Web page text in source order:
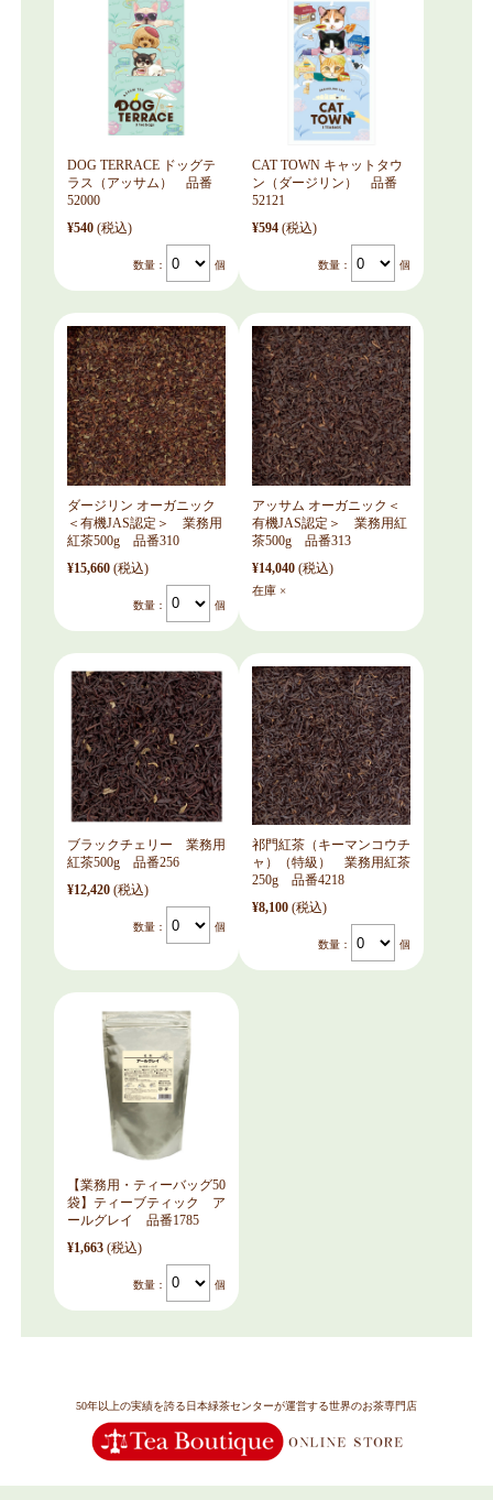
DOG TERRACE ドッグテ
ラス（アッサム） 品番
52000
¥540 (税込)
数量： 個
CAT TOWN キャットタウ
ン（ダージリン） 品番
52121
¥594 (税込)
数量： 個
ダージリン オーガニック
＜有機JAS認定＞ 業務用
紅茶500g 品番310
¥15,660 (税込)
数量： 個
アッサム オーガニック＜
有機JAS認定＞ 業務用紅
茶500g 品番313
¥14,040 (税込)
在庫 ×
ブラックチェリー 業務用
紅茶500g 品番256
¥12,420 (税込)
数量： 個
祁門紅茶（キーマンコウチ
ャ）（特級） 業務用紅茶
250g 品番4218
¥8,100 (税込)
数量： 個
【業務用・ティーバッグ50
袋】ティーブティック ア
ールグレイ 品番1785
¥1,663 (税込)
数量： 個
50年以上の実績を誇る日本緑茶センターが運営する世界のお茶専門店